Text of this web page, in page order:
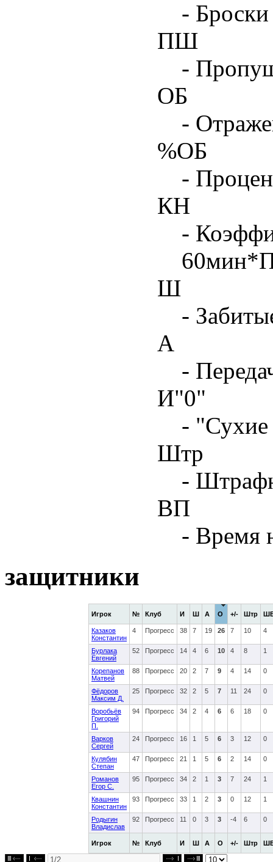
-
ПШ
-
ОБ
-
%ОБ
-
КН
-
Ш
-
А
-
И"0"
-
Штр
-
ВП
- Время
защитники
Игрок № Клуб И Ш А О +/- Штр
Игрок № Клуб И Ш А О +/- Штр
Казаков
Константин
4 Прогресс 38 7 19 26 7 10 4
Бурлака
Евгений
52 Прогресс 14 4 6 10 4 8 1
Корепанов
Матвей
88 Прогресс 20 2 7 9 4 14 0
Фёдоров
Максим Д.
25 Прогресс 32 2 5 7 11 24 0
Воробьёв
Григорий
П.
94 Прогресс 34 2 4 6 6 18 0
Варков
Сергей
24 Прогресс 16 1 5 6 3 12 0
Кулябин
Степан
47 Прогресс 21 1 5 6 2 14 0
Романов
Егор С.
95 Прогресс 34 2 1 3 7 24 1
Квашнин
Константин
93 Прогресс 33 1 2 3 0 12 1
Родыгин
Владислав
92 Прогресс 11 0 3 3 -4 6 0